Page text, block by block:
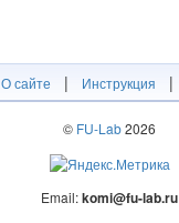
О сайте | Инструкция |
© FU-Lab2026
Email:komi@fu-lab.ru